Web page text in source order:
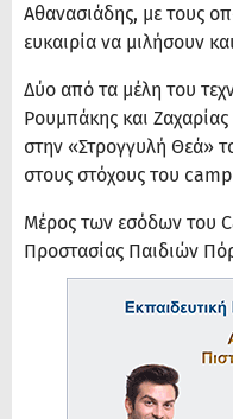
Αθανασιάδης, με τους
ευκαιρία να μιλήσουν
Δύο από τα μέλη του
Ρουμπάκης και
στην «Στρογγυλή Θεά»
στους στόχους του
Μέρος των εσόδων του
Προστασίας Παιδιών